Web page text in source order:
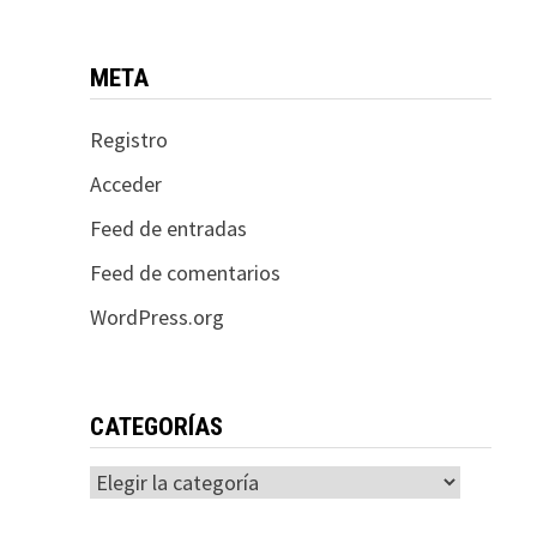
META
Registro
Acceder
Feed de entradas
Feed de comentarios
WordPress.org
CATEGORÍAS
Categorías